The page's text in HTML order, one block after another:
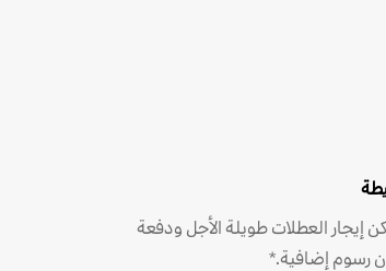
إيجار العطلات طويلة الأجل ودفعة
رسوم إضافية.*